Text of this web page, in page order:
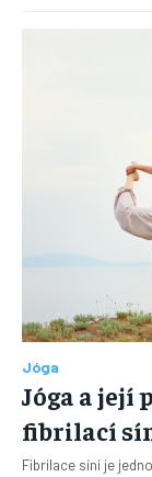
Jóga
Jóga a její
fibrilací
Fibrilace síní je